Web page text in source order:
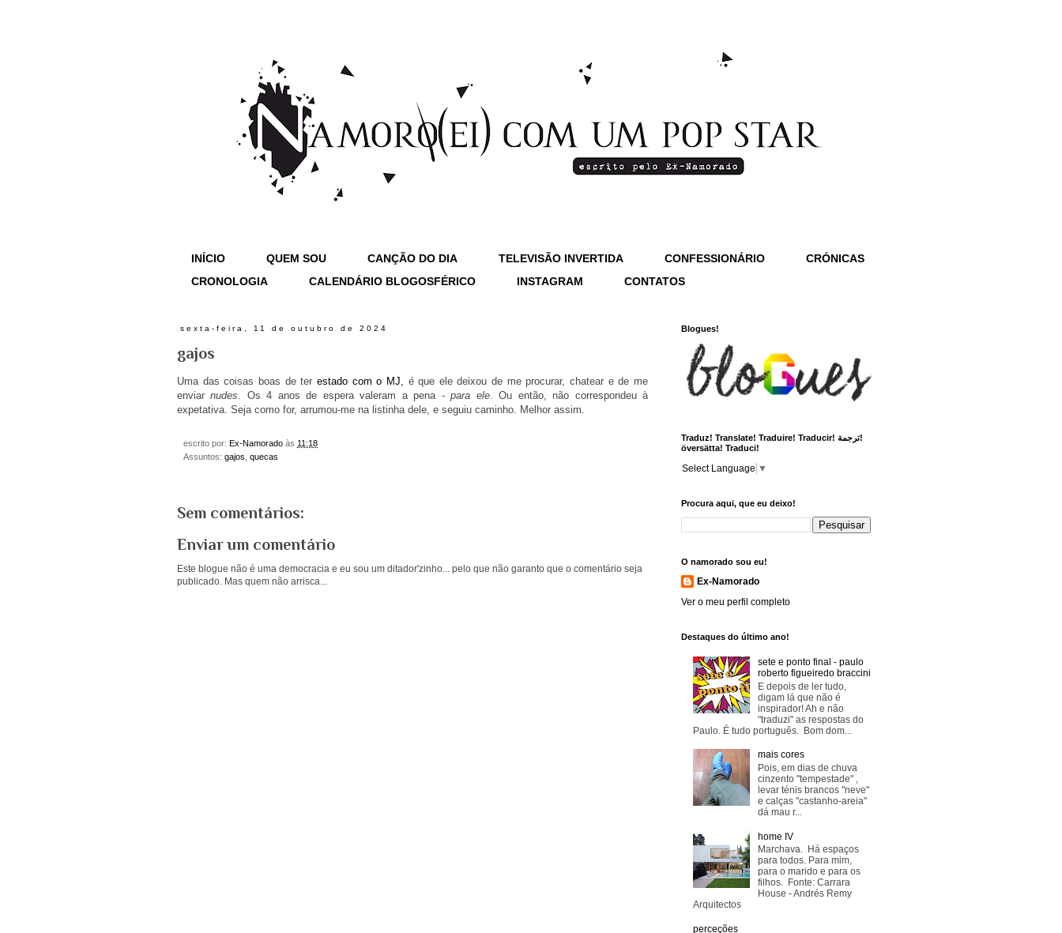
INÍCIO QUEM SOU CANÇÃO DO DIA TELEVISÃO INVERTIDA CONFESSIONÁRIO
CRÓNICAS
CRONOLOGIA
CALENDÁRIO BLOGOSFÉRICO INSTAGRAM CONTATOS
sexta-feira, 11 de outubro de 2024
gajos
Uma das coisas boas de ter estado com o MJ, é que ele deixou de me procurar, chatear e de me
enviarnudes. Os 4 anos de espera valeram a pena -para ele. Ou então, não correspondeu à
expetativa. Seja como for, arrumou-me na listinha dele, e seguiu caminho. Melhor assim.
escrito por: Ex-Namorado às 11:18
Assuntos: gajos quecas
Sem comentários:
Enviar um comentário
Este blogue não é uma democracia e eu sou um ditador'zinho... pelo que não garanto que o comentário seja
publicado. Mas quem não arrisca...
Blogues!
Traduz! Translate! Traduire! Traducir! ترجمة!
översätta! Traduci!
Select Language ▼
Procura aqui, que eu deixo!
O namorado sou eu!
Ex-Namorado
Ver o meu perfil completo
Destaques do último ano!
sete e ponto final - paulo
roberto figueiredo braccini
E depois de ler tudo,
digam lá que não é
inspirador! Ah e não
"traduzi" as respostas do
Paulo. É tudo português. Bom dom...
mais cores
Pois, em dias de chuva
cinzento "tempestade" ,
levar ténis brancos "neve"
e calças "castanho-areia"
dá mau r...
home IV
Marchava. Há espaços
para todos. Para mim,
para o marido e para os
filhos. Fonte: Carrara
House - Andrés Remy
Arquitectos
perceções